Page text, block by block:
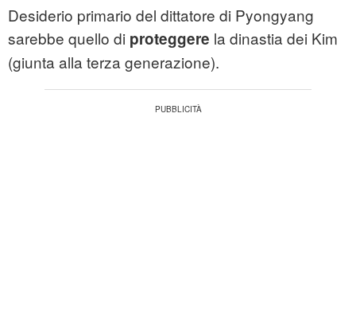
Desiderio primario del dittatore di Pyongyang
sarebbe quello di proteggere la dinastia dei Kim
(giunta alla terza generazione).